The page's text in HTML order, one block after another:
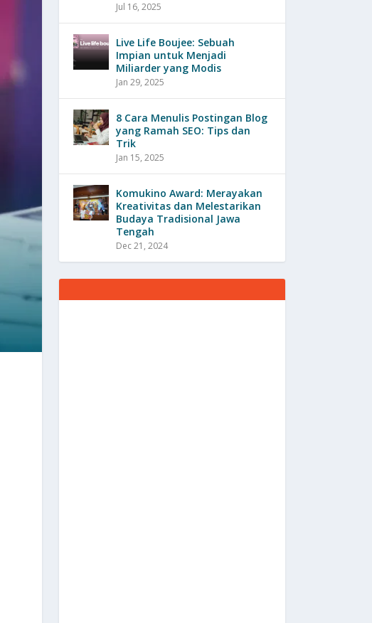
Jul 16, 2025
Live Life Boujee: Sebuah
Impian untuk Menjadi
Miliarder yang Modis
Jan 29, 2025
8 Cara Menulis Postingan Blog
yang Ramah SEO: Tips dan
Trik
Jan 15, 2025
Komukino Award: Merayakan
Kreativitas dan Melestarikan
Budaya Tradisional Jawa
Tengah
Dec 21, 2024